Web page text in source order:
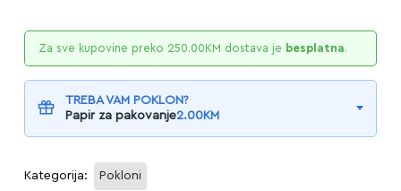
Za sve kupovine preko 250.00KM dostava je besplatna.
TREBA VAM POKLON?
Papir za pakovanje2.00KM
Kategorija: Pokloni